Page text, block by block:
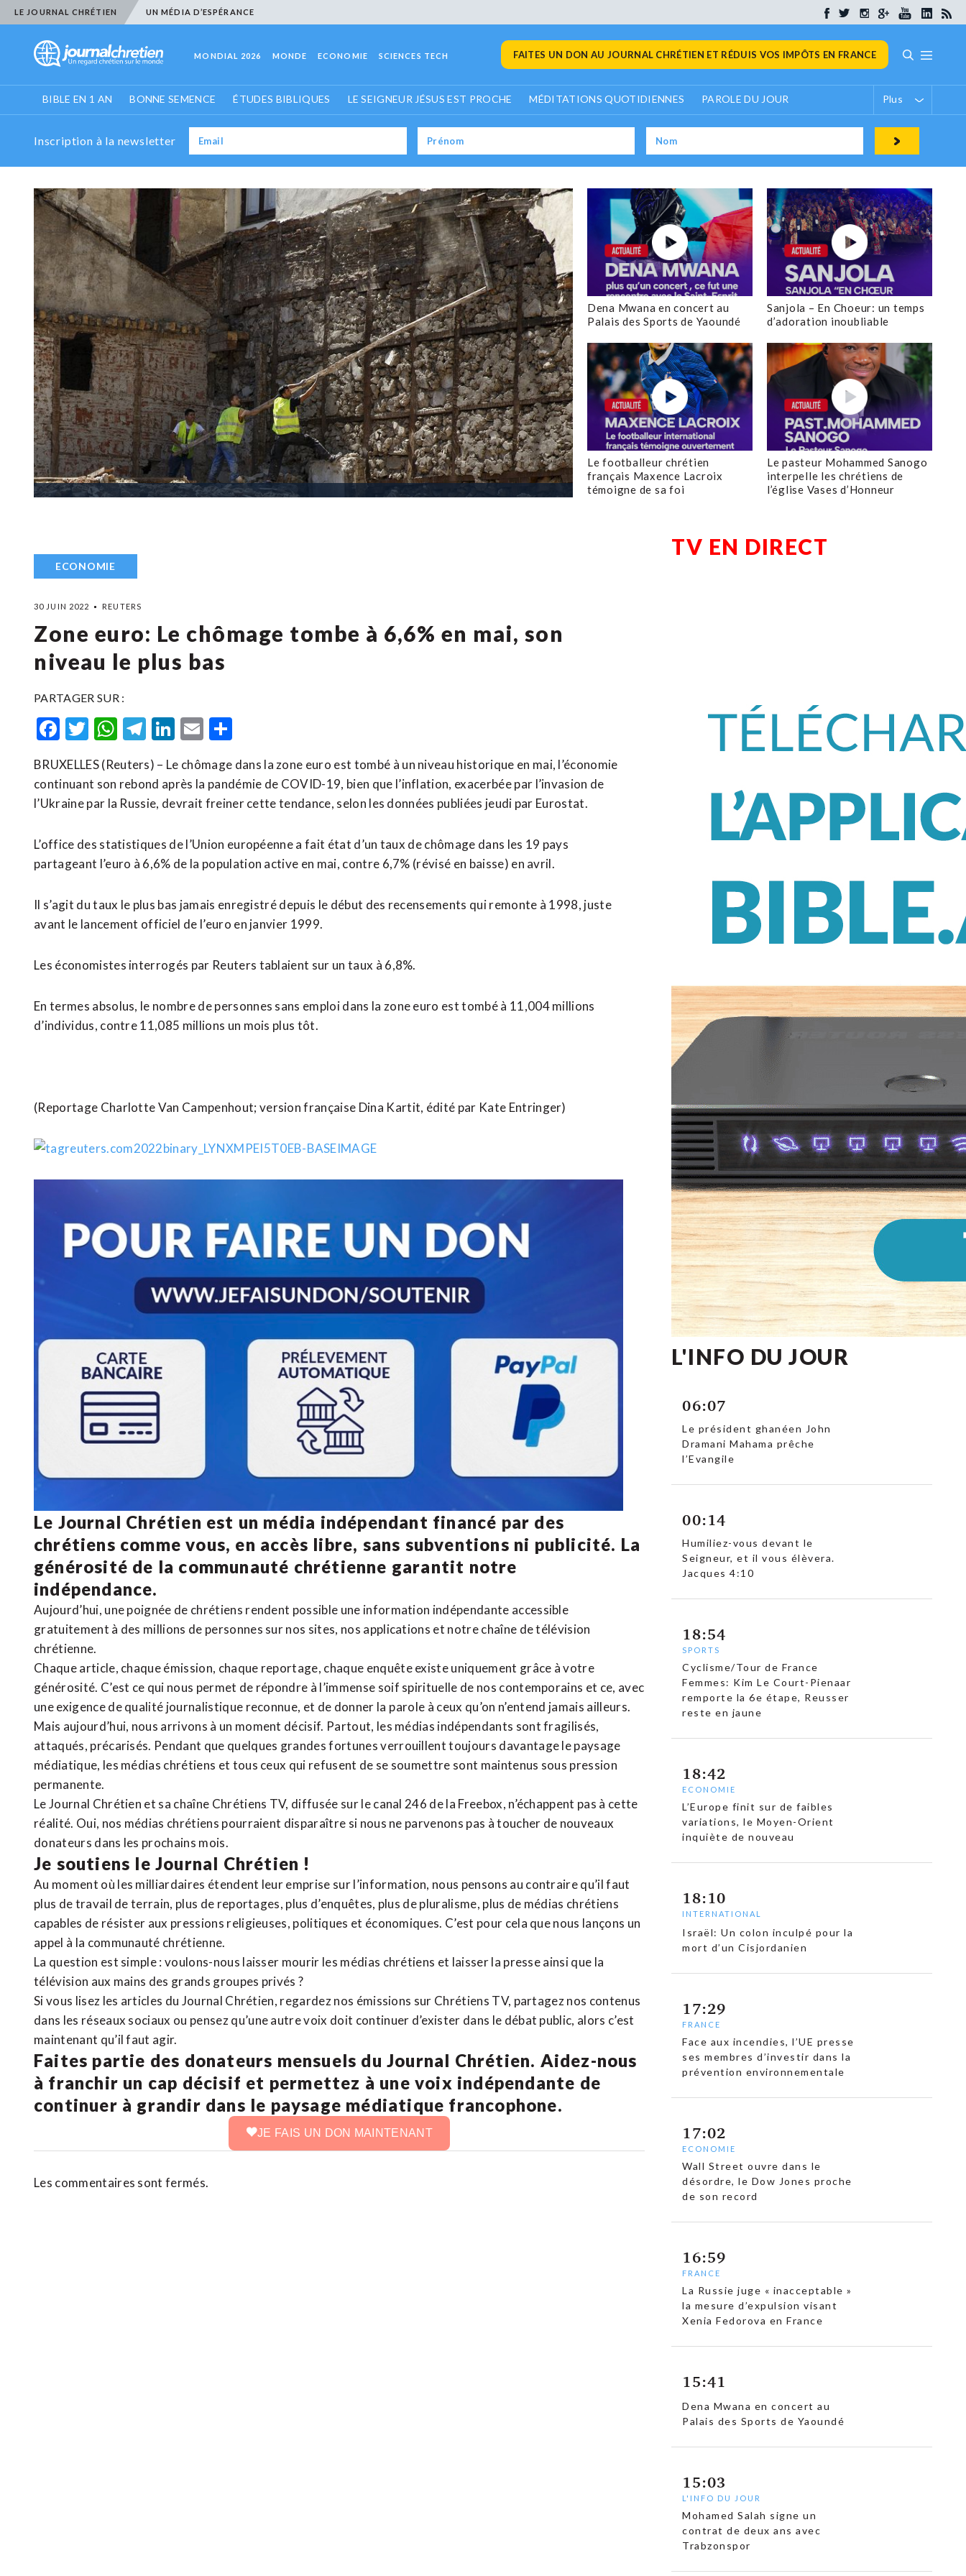
LE JOURNAL CHRÉTIEN UN MÉDIA D’ESPÉRANCE
MONDIAL 2026 MONDE ECONOMIE SCIENCES TECH FAITES UN DON AU JOURNAL CHRÉTIEN ET RÉDUIS VOS IMPÔTS EN FRANCE
BIBLE EN 1 AN BONNE SEMENCE ÉTUDES BIBLIQUES LE SEIGNEUR JÉSUS EST PROCHE MÉDITATIONS QUOTIDIENNES PAROLE DU JOUR Plus
Inscription à la newsletter
Dena Mwana en concert au
Palais des Sports de Yaoundé
Sanjola – En Choeur: un temps
d’adoration inoubliable
Le footballeur chrétien
français Maxence Lacroix
témoigne de sa foi
Le pasteur Mohammed Sanogo
interpelle les chrétiens de
l’église Vases d’Honneur
ECONOMIE
30 JUIN 2022 REUTERS
Zone euro: Le chômage tombe à 6,6% en mai, son
niveau le plus bas
PARTAGER SUR :
Facebook
Twitter
WhatsApp
Telegram
LinkedIn
Email
BRUXELLES (Reuters) – Le chômage dans la zone euro est tombé à un niveau historique en mai, l’économie
continuant son rebond après la pandémie de COVID-19, bien que l’inflation, exacerbée par l’invasion de
l’Ukraine par la Russie, devrait freiner cette tendance, selon les données publiées jeudi par Eurostat.
L’office des statistiques de l’Union européenne a fait état d’un taux de chômage dans les 19 pays
partageant l’euro à 6,6% de la population active en mai, contre 6,7% (révisé en baisse) en avril.
Il s’agit du taux le plus bas jamais enregistré depuis le début des recensements qui remonte à 1998, juste
avant le lancement officiel de l’euro en janvier 1999.
Les économistes interrogés par Reuters tablaient sur un taux à 6,8%.
En termes absolus, le nombre de personnes sans emploi dans la zone euro est tombé à 11,004 millions
d’individus, contre 11,085 millions un mois plus tôt.
(Reportage Charlotte Van Campenhout; version française Dina Kartit, édité par Kate Entringer)
Le Journal Chrétien est un média indépendant financé par des
chrétiens comme vous, en accès libre, sans subventions ni publicité. La
générosité de la communauté chrétienne garantit notre
indépendance.
Aujourd’hui, une poignée de chrétiens rendent possible une information indépendante accessible
gratuitement à des millions de personnes sur nos sites, nos applications et notrechaîne de télévision
chrétienne.
Chaque article, chaque émission, chaque reportage, chaque enquête existe uniquement grâce à votre
générosité. C’est ce qui nous permet de répondre à l’immense soif spirituelle de nos contemporains et ce, avec
une exigence de qualité journalistique reconnue, et de donner la parole à ceux qu’on n’entend jamais ailleurs.
Mais aujourd’hui, nous arrivons à un moment décisif. Partout, les médias indépendants sont fragilisés,
attaqués, précarisés. Pendant que quelques grandes fortunes verrouillent toujours davantage le paysage
médiatique, les médias chrétiens et tous ceux qui refusent de se soumettre sont maintenus sous pression
permanente.
Le Journal Chrétien et sa chaîne Chrétiens TV, diffusée sur le canal 246 de la Freebox, n’échappent pas à cette
réalité. Oui, nos médias chrétiens pourraient disparaître si nous ne parvenons pas à toucher de nouveaux
donateurs dans les prochains mois.
Je soutiens le Journal Chrétien !
Au moment où les milliardaires étendent leur emprise sur l’information, nous pensons au contraire qu’il faut
plus de travail de terrain, plus de reportages, plus d’enquêtes, plus de pluralisme, plus de médias chrétiens
capables de résister aux pressions religieuses, politiques et économiques. C’est pour cela que nous lançons un
appel à la communauté chrétienne.
La question est simple : voulons-nous laisser mourir les médias chrétiens et laisser la presse ainsi que la
télévision aux mains des grands groupes privés ?
Si vous lisez les articles du Journal Chrétien, regardez nos émissions sur Chrétiens TV, partagez nos contenus
dans les réseaux sociaux ou pensez qu’une autre voix doit continuer d’exister dans le débat public, alors c’est
maintenant qu’il faut agir.
Faites partie des donateurs mensuels du Journal Chrétien. Aidez-nous
à franchir un cap décisif et permettez à une voix indépendante de
continuer à grandir dans le paysage médiatique francophone.
JE FAIS UN DON MAINTENANT
Les commentaires sont fermés.
TV EN DIRECT
L'INFO DU JOUR
06:07
Le président ghanéen John
Dramani Mahama prêche
l’Evangile
00:14
Humiliez-vous devant le
Seigneur, et il vous élèvera.
Jacques 4:10
18:54
SPORTS
Cyclisme/Tour de France
Femmes: Kim Le Court-Pienaar
remporte la 6e étape, Reusser
reste en jaune
18:42
ECONOMIE
L’Europe finit sur de faibles
variations, le Moyen-Orient
inquiète de nouveau
18:10
INTERNATIONAL
Israël: Un colon inculpé pour la
mort d’un Cisjordanien
17:29
FRANCE
Face aux incendies, l’UE presse
ses membres d’investir dans la
prévention environnementale
17:02
ECONOMIE
Wall Street ouvre dans le
désordre, le Dow Jones proche
de son record
16:59
FRANCE
La Russie juge « inacceptable »
la mesure d’expulsion visant
Xenia Fedorova en France
15:41
Dena Mwana en concert au
Palais des Sports de Yaoundé
15:03
L'INFO DU JOUR
Mohamed Salah signe un
contrat de deux ans avec
Trabzonspor